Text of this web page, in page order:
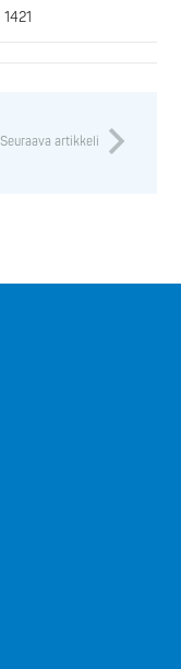
1421
Seuraava artikkeli